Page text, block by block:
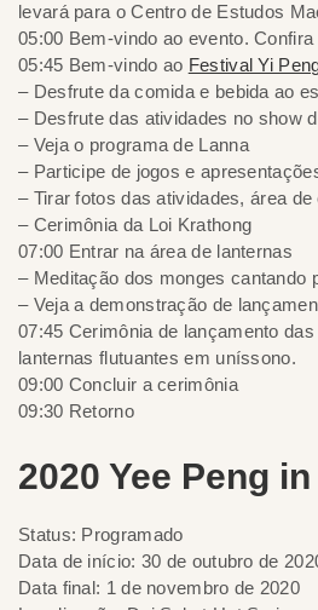
levará para o Centro de Estudos
05:00 Bem-vindo ao evento.
05:45 Bem-vindo ao Festival Yi
– Desfrute da comida e bebida ao
– Desfrute das atividades no show
– Veja o programa de Lanna
– Participe de jogos e
– Tirar fotos das atividades, área de
– Cerimônia da Loi Krathong
07:00 Entrar na área de lanternas
– Meditação dos monges cantando
– Veja a demonstração de
07:45 Cerimônia de lançamento
lanternas flutuantes em uníssono.
09:00 Concluir a cerimônia
09:30 Retorno
2020 Yee Peng
Status: Programado
Data de início: 30 de outubro de
Data final: 1 de novembro de 2020